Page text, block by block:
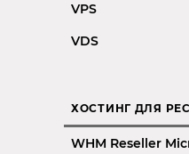
VPS
VDS
ХОСТИНГ ДЛЯ
WHM Reseller